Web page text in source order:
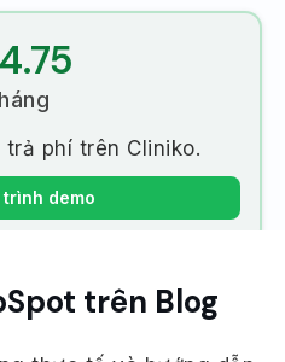
phí trên Cliniko.
demo
trên Blog